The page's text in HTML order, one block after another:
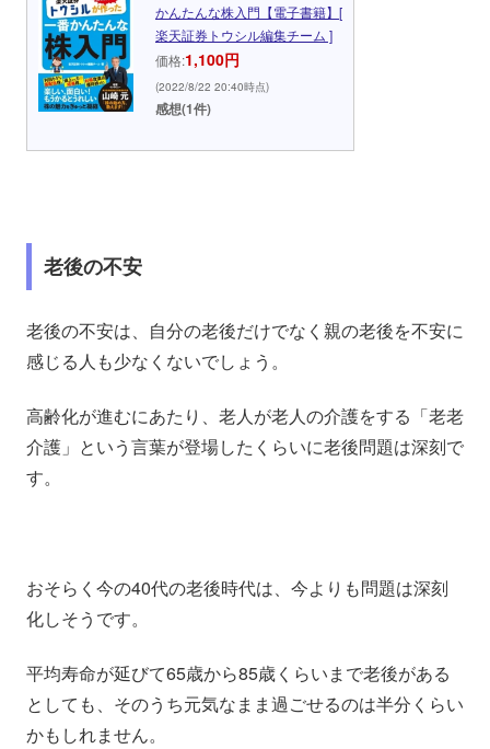
かんたんな株入門【電子書籍】[
楽天証券トウシル編集チーム ]
価格:1,100円
(2022/8/22 20:40時点)
感想(1件)
老後の不安
老後の不安は、自分の老後だけでなく親の老後を不安に
感じる人も少なくないでしょう。
高齢化が進むにあたり、老人が老人の介護をする「老老
介護」という言葉が登場したくらいに老後問題は深刻で
す。
おそらく今の40代の老後時代は、今よりも問題は深刻
化しそうです。
平均寿命が延びて65歳から85歳くらいまで老後がある
としても、そのうち元気なまま過ごせるのは半分くらい
かもしれません。